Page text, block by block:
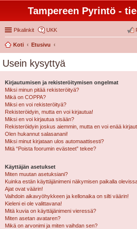
Tampereen Pyrintö -
Pikalinkit UKK
Koti
Etusivu
Usein kysyttyä
Kirjautumisen ja rekisteröitymisen ongelmat
Miksi minun pitää rekisteröityä?
Mikä on COPPA?
Miksi en voi rekisteröityä?
Rekisteröidyin, mutta en voi kirjautua!
Miksi en voi kirjautua sisään?
Rekisteröidyin joskus aiemmin, mutta en voi enää
Olen hukannut salasanani!
Miksi minut kirjataan ulos automaattisesti?
Mitä “Poista foorumin evästeet” tekee?
Käyttäjän asetukset
Miten muutan asetuksiani?
Kuinka estän käyttäjänimeni näkymisen paikalla
Ajat ovat väärin!
Vaihdoin aikavyöhykkeen ja kellonaika on silti väärin!
Kieleni ei ole valittavana!
Mitä kuvia on käyttäjänimeni vieressä?
Miten asetan avataren?
Mikä on arvonimi ja miten vaihdan sen?